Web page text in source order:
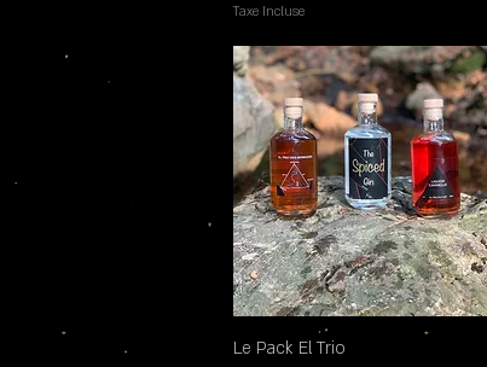
Taxe Incluse
Aperçu rapide
Le Pack El Trio